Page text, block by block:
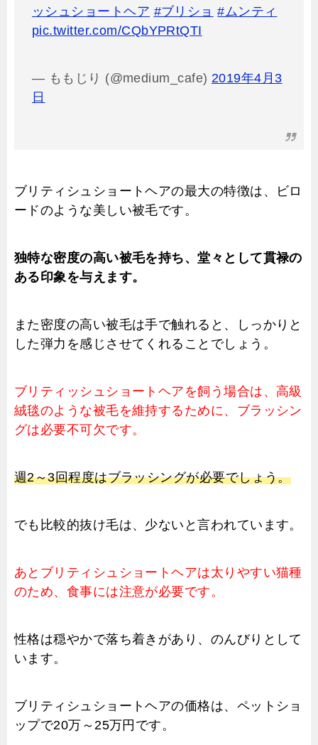
ッシュショートヘア #ブリショ #ムンティ
pic.twitter.com/CQbYPRtQTI
— ももじり (@medium_cafe) 2019年4月3
日
ブリティシュショートヘアの最大の特徴は、ビロ
ードのような美しい被毛です。
独特な密度の高い被毛を持ち、堂々として貫禄の
ある印象を与えます。
また密度の高い被毛は手で触れると、しっかりと
した弾力を感じさせてくれることでしょう。
ブリティッシュショートヘアを飼う場合は、高級
絨毯のような被毛を維持するために、ブラッシン
グは必要不可欠です。
週2～3回程度はブラッシングが必要でしょう。
でも比較的抜け毛は、少ないと言われています。
あとブリティシュショートヘアは太りやすい猫種
のため、食事には注意が必要です。
性格は穏やかで落ち着きがあり、のんびりとして
います。
ブリティシュショートヘアの価格は、ペットショ
ップで20万～25万円です。